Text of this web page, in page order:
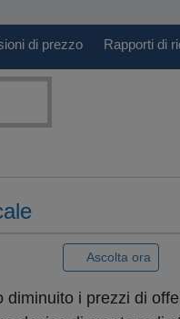
di prezzo Rapporti di
Ascolta ora
i prezzi di